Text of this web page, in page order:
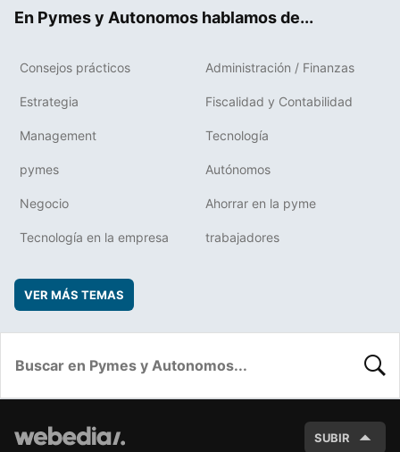
En Pymes y Autonomos hablamos de...
Consejos prácticos Administración / Finanzas
Estrategia Fiscalidad y Contabilidad
Management Tecnología
pymes Autónomos
Negocio Ahorrar en la pyme
Tecnología en la empresa trabajadores
VER MÁS TEMAS
SUBIR